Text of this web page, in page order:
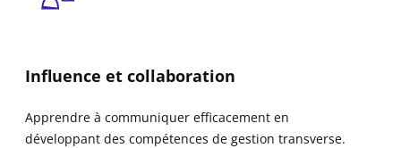
Influence et collaboration
Apprendre à communiquer efficacement en
développant des compétences de gestion transverse.